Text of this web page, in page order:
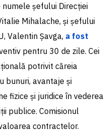
numele șefului Direcției
Mihalache, și șefului
Valentin Șavga, a fost
pentru 30 de zile. Cei
potrivit căreia
bunuri, avantaje și
fizice și juridice în vederea
publice. Comisionul
contractelor.